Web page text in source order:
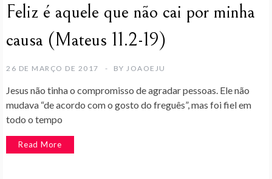
Feliz é aquele que não cai por minha
causa (Mateus 11.2-19)
26 DE MARÇO DE 2017 BY JOAOEJU
Jesus não tinha o compromisso de agradar pessoas. Ele não
mudava “de acordo com o gosto do freguês”, mas foi fiel em
todo o tempo
Read More